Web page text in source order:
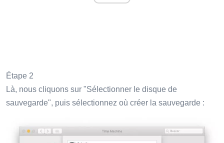
Étape 2
Là, nous cliquons sur "Sélectionner le disque de
sauvegarde", puis sélectionnez où créer la sauvegarde :